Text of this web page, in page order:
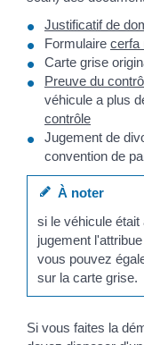
Justificatif de
Formulaire cerfa
Carte grise
Preuve du
véhicule a plus
contrôle
Jugement de
convention de
À noter
si le véhicule
jugement
vous pouvez
sur la carte grise.
Si vous faites la